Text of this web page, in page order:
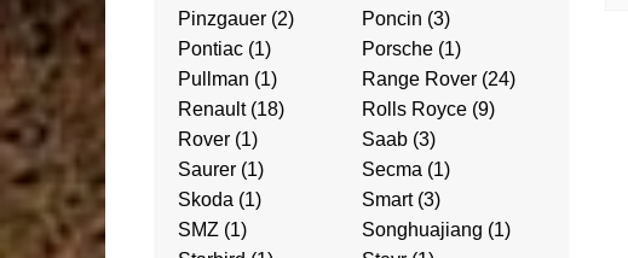
Pinzgauer (2) Poncin (3)
Pontiac (1) Porsche(1)
Pullman (1) Range Rover(24)
Renault(18) Rolls Royce(9)
Rover (1) Saab(3)
Saurer (1) Secma (1)
Skoda (1) Smart(3)
SMZ (1) Songhuajiang (1)